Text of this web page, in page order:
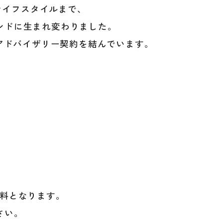
フスタイルまで、
に生まれ変わりました。
バイザリー契約を結んでいます。
なります。
。